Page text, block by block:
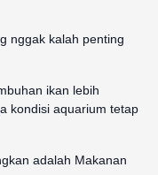
nggak kalah penting
ikan lebih
kondisi aquarium tetap
adalah Makanan